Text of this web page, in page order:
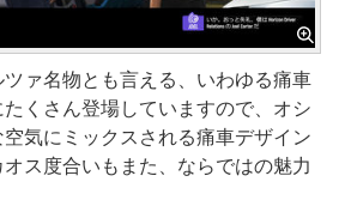
ァ名物とも言える、いわゆる痛車
くさん登場していますので、オシ
気にミックスされる痛車デザイン
ス度合いもまた、ならではの魅力